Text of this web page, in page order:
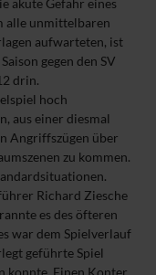
akute Gefahr eines
alle unmittelbaren
aufwarteten, ist
gegen den SV
drin.
hoch
aus einer diesmal
Angriffszügen über
zu kommen.
Richard Ziesche
es des öfteren
war dem Spielverlauf
geführte Spiel